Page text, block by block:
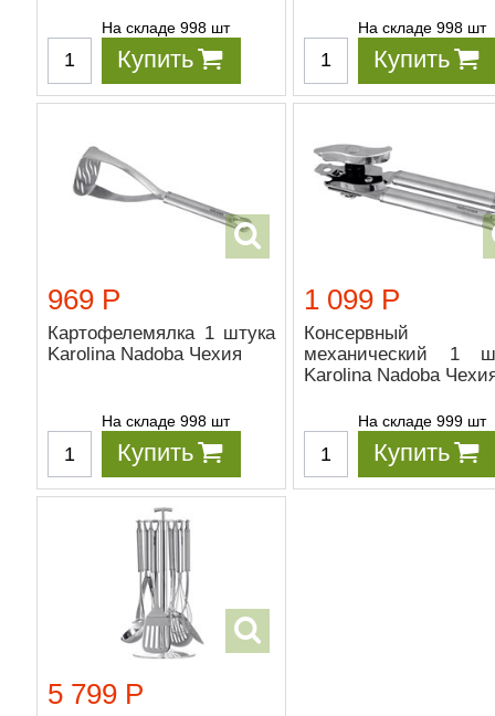
На складе 998 шт
Купить
На складе 998 шт
Купить
969 Р
Картофелемялка 1 штука
Karolina Nadoba Чехия
На складе 998 шт
Купить
1 099 Р
Консервный
механический 1
Karolina Nadoba
На складе 999 шт
Купить
5 799 Р